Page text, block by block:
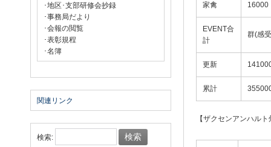
家禽 16000
EVENT合
計
群(感
更新
累計
【ザクセンアンハル
･地区･支部研修会抄録
･事務局だより
･会報の閲覧
･表彰規程
･名簿
関連リンク
検索: